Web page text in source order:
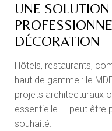
UNE
DÉCORATION
Hôtels, restaurants,
haut de gamme : le
projets architecturaux
essentielle. Il peut être
souhaité.